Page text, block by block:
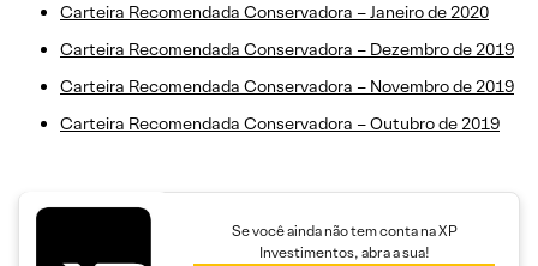
Carteira Recomendada Conservadora – Janeiro de 2020
Carteira Recomendada Conservadora – Dezembro de 2019
Carteira Recomendada Conservadora – Novembro de 2019
Carteira Recomendada Conservadora – Outubro de 2019
Se você ainda não tem conta na XP
Investimentos, abra a sua!